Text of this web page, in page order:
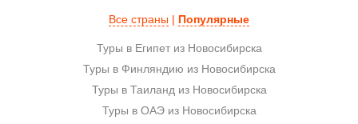
Все страны | Популярные
Туры в Египет из Новосибирска
Туры в Финляндию из Новосибирска
Туры в Таиланд из Новосибирска
Туры в ОАЭ из Новосибирска